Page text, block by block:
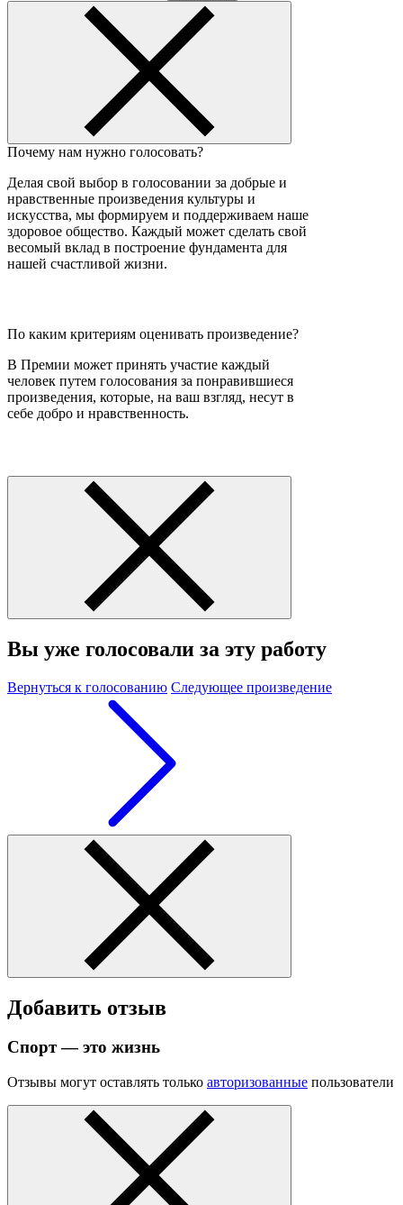
Почему нам нужно голосовать?
Делая свой выбор в голосовании за добрые и
нравственные произведения культуры и
искусства, мы формируем и поддерживаем наше
здоровое общество. Каждый может сделать свой
весомый вклад в построение фундамента для
нашей счастливой жизни.
По каким критериям оценивать произведение?
В Премии может принять участие каждый
человек путем голосования за понравившиеся
произведения, которые, на ваш взгляд, несут в
себе добро и нравственность.
Вы уже голосовали за эту работу
Вернуться к голосованию Следующее произведение
Добавить отзыв
Спорт — это жизнь
Отзывы могут оставлять только авторизованные пользователи